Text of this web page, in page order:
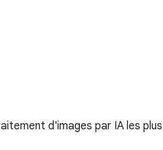
d'images par IA les plus